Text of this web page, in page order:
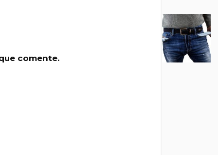
comente.